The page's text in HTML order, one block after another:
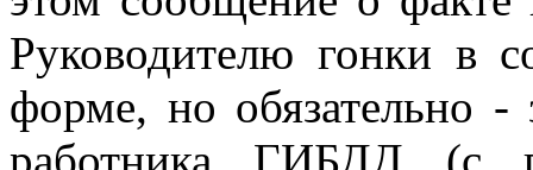
Руководителю гонки в
форме, но обязательно
работника ГИБДД (с